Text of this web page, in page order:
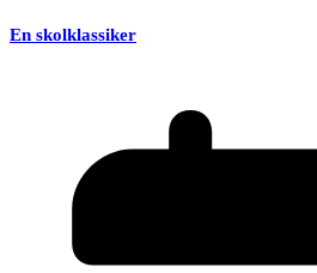
En skolklassiker